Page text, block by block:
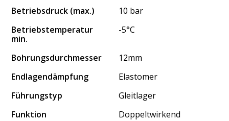
Betriebsdruck (max.)
10 bar
Betriebstemperatur
min.
-5°C
Bohrungsdurchmesser
12mm
Endlagendämpfung
Elastomer
Führungstyp
Gleitlager
Funktion
Doppeltwirkend